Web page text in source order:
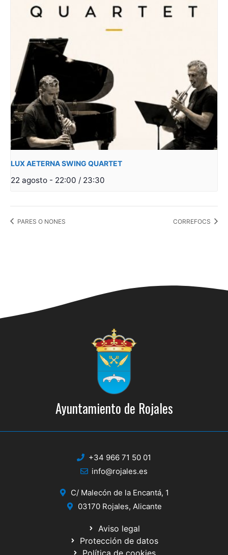
LUX AETERNA SWING QUARTET
22 agosto - 22:00 / 23:30
PARES O NONES CORREFOCS
Ayuntamiento de Rojales
+34 966 71 50 01
info@rojales.es
C/ Malecón de la Encantá, 1
03170 Rojales, Alicante
Aviso legal
Protección de datos
Política de cookies